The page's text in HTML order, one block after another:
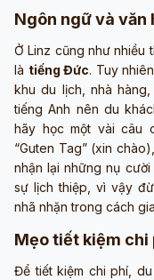
Ngôn ngữ và văn
Ở Linz cũng như nhiều
là tiếng Đức. Tuy
khu du lịch, nhà
tiếng Anh nên du
hãy học một vài câu
“Guten Tag”(xin chào),
nhận lại những nụ
sự lịch thiệp, vì vậy
nhã nhặn trong cách
Mẹo tiết kiệm chi
Để tiết kiệm chi phí,